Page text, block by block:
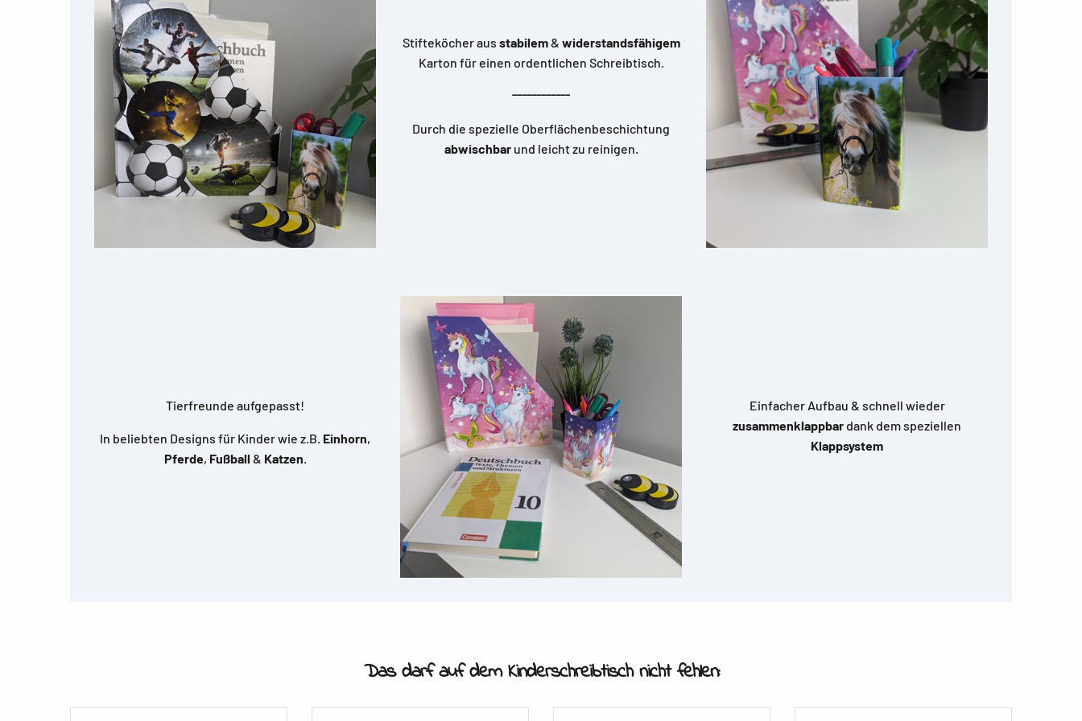
Stifteköcher aus stabilem& widerstandsfähigem
Karton für einen ordentlichen Schreibtisch.
Durch die spezielle Oberflächenbeschichtung
abwischbar und leicht zu reinigen.
Tierfreunde aufgepasst!
In beliebten Designs für Kinder wie z.B. Einhorn,
Pferde, Fußball & Katzen
Einfacher Aufbau & schnell wieder
zusammenklappbar dank dem speziellen
Klappsystem
Das darf auf dem Kinderschreibtisch nicht fehlen: